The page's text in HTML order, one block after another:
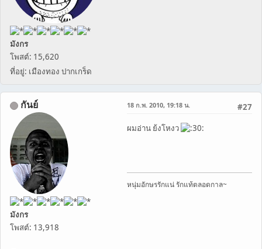
มังกร
โพสต์: 15,620
ที่อยู่: เมืองทอง ปากเกร็ด
กันย์
มังกร
โพสต์: 13,918
#27
18 ก.พ. 2010, 19:18 น.
ผมอ่าน ย้งโหงว
หนุ่มอักษรรักแน่ รักแท้ตลอดกาล~